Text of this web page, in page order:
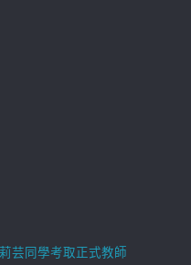
芸同學考取正式教師